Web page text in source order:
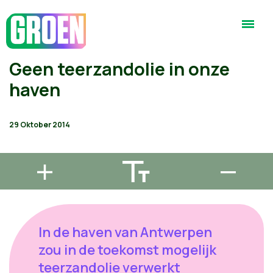
Geen teerzandolie in onze
haven
29 Oktober 2014
In de haven van Antwerpen
zou in de toekomst mogelijk
teerzandolie verwerkt